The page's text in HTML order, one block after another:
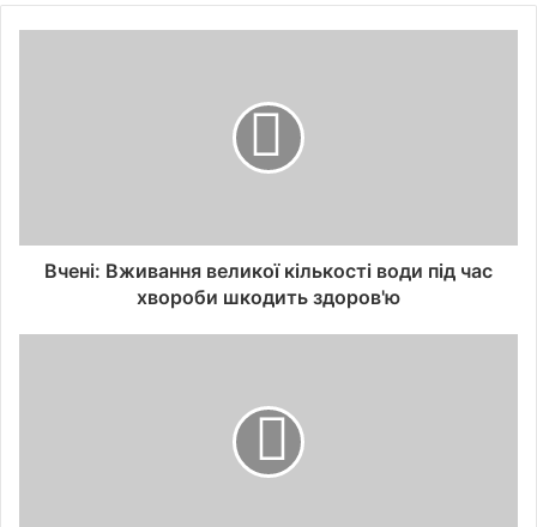
Вчені: Вживання великої кількості води під час
хвороби шкодить здоров'ю